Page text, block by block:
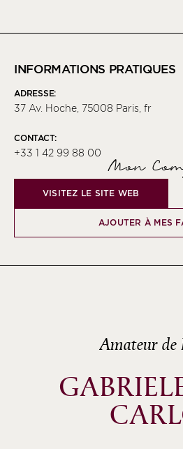
INFORMATIONS PRATIQUES
ADRESSE:
37 Av. Hoche, 75008 Paris, fr
CONTACT:
+33 1 42 99 88 00
Mon
VISITEZ LE SITE WEB
AJOUTER À MES
Amateur de